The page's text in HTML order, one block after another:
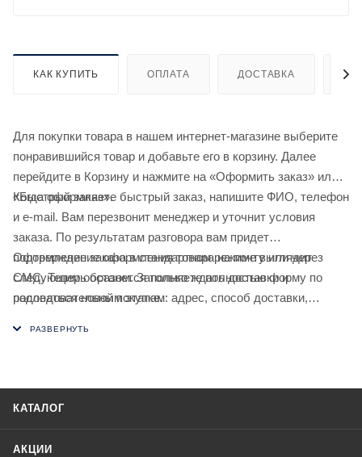
КАК КУПИТЬ ОПЛАТА ДОСТАВКА
Для покупки товара в нашем интернет-магазине выберите
понравившийся товар и добавьте его в корзину. Далее
перейдите в Корзину и нажмите на «Оформить заказ» или
«Быстрый заказ».
Когда оформляете быстрый заказ, напишите ФИО, телефон
и e-mail. Вам перезвонит менеджер и уточнит условия
заказа. По результатам разговора вам придет
подтверждение оформления товара на почту или через
СМС. Теперь останется только ждать доставки и
радоваться новой покупке.
Оформление заказа в стандартном режиме выглядит
следующим образом. Заполняете полностью форму по
последовательным этапам: адрес, способ доставки,
КАТАЛОГ
АКЦИИ